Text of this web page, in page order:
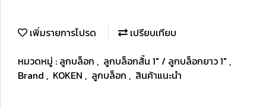
เพิ่มรายการโปรด
เปรียบเทียบ
หมวดหมู่ : ลูกบล็อก , ลูกบล็อกสั้น 1" / ลูกบล็อกยาว 1" ,
Brand , KOKEN , ลูกบล็อก , สินค้าแนะนำ